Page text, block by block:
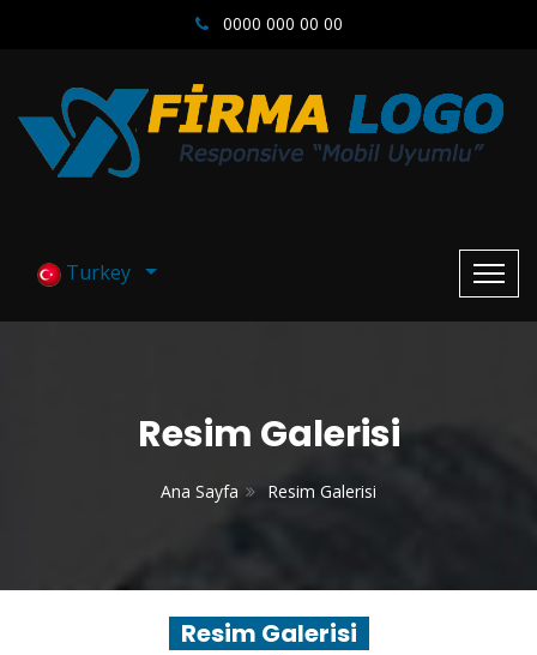
0000 000 00 00
Turkey
Resim Galerisi
Ana Sayfa Resim Galerisi
Resim Galerisi